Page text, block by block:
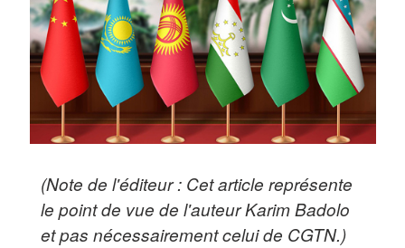
(Note de l'éditeur : Cet article représente
le point de vue de l'auteur Karim Badolo
et pas nécessairement celui de CGTN.)